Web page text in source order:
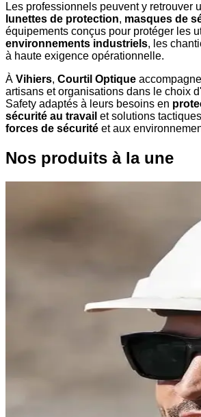
Les professionnels peuvent y retrouver
lunettes de protection, masques de
équipements conçus pour protéger les
environnements industriels, les
à haute exigence opérationnelle.
À Vihiers, Courtil Optique
artisans et organisations dans le choix
Safety adaptés à leurs besoins en
sécurité au travail et solutions
forces de sécurité et aux
Nos produits à la une